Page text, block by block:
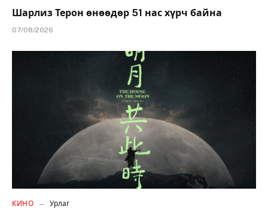
Шарлиз Терон өнөөдөр 51 нас хүрч байна
07/08/2026
КИНО Урлаг